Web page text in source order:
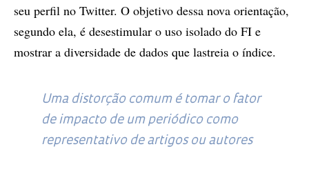
seu perfil no Twitter. O objetivo dessa nova orientação,
segundo ela, é desestimular o uso isolado do FI e
mostrar a diversidade de dados que lastreia o índice.
Uma distorção comum é tomar o fator
de impacto de um periódico como
representativo de artigos ou autores